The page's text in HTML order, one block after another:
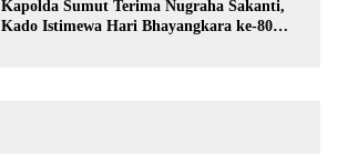
Kapolda Sumut Terima Nugraha Sakanti,
Kado Istimewa Hari Bhayangkara ke-80